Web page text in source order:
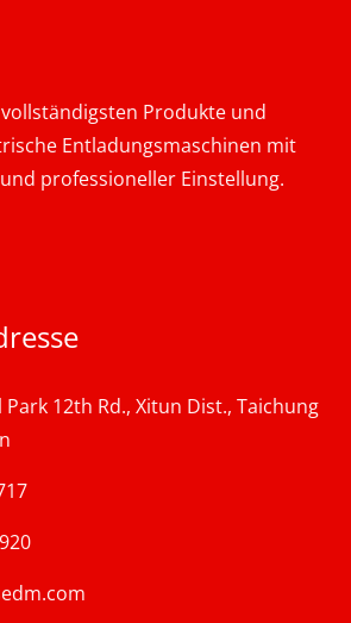
Produkte und
Entladungsmaschinen mit
professioneller Einstellung.
12th Rd., Xitun Dist., Taichung